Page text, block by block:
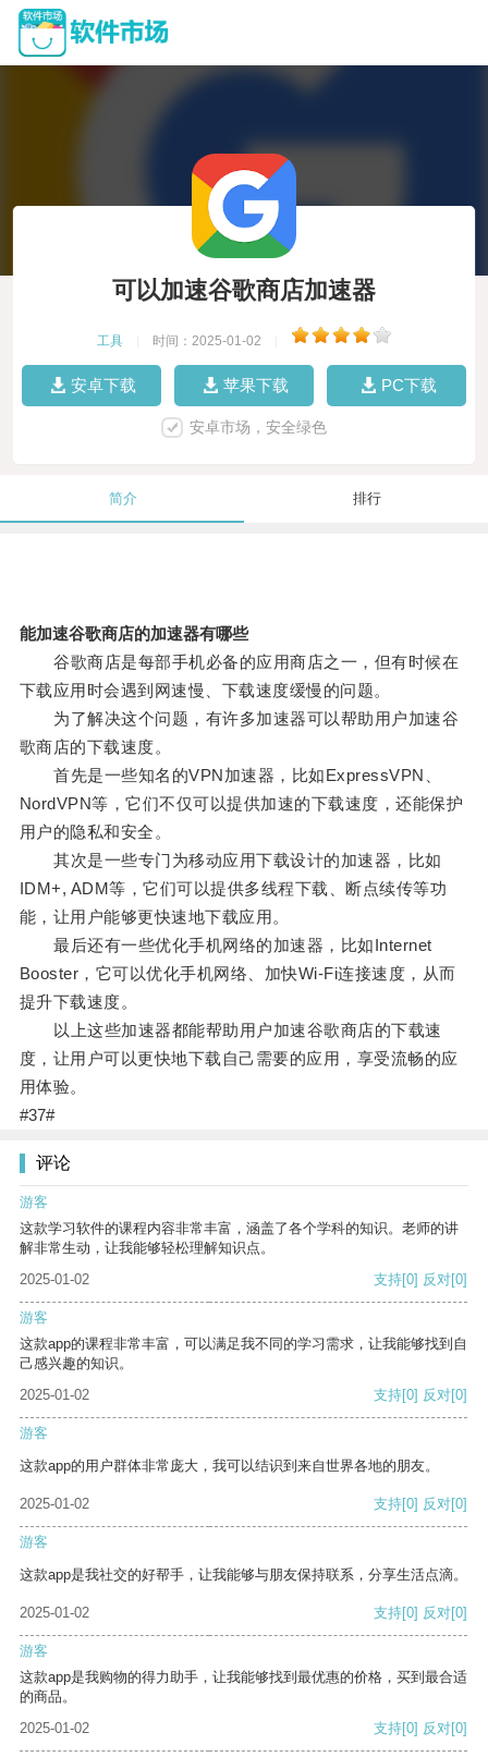
可以加速谷歌商店加速器
工具 时间：2025-01-02
安卓下载 苹果下载 PC下载
安卓市场，安全绿色
简介 排行
能加速谷歌商店的加速器有哪些
谷歌商店是每部手机必备的应用商店之一，但有时候在
下载应用时会遇到网速慢、下载速度缓慢的问题。
为了解决这个问题，有许多加速器可以帮助用户加速谷
歌商店的下载速度。
首先是一些知名的VPN加速器，比如ExpressVPN、
NordVPN等，它们不仅可以提供加速的下载速度，还能保护
用户的隐私和安全。
其次是一些专门为移动应用下载设计的加速器，比如
IDM+, ADM等，它们可以提供多线程下载、断点续传等功
能，让用户能够更快速地下载应用。
最后还有一些优化手机网络的加速器，比如Internet
Booster，它可以优化手机网络、加快Wi-Fi连接速度，从而
提升下载速度。
以上这些加速器都能帮助用户加速谷歌商店的下载速
度，让用户可以更快地下载自己需要的应用，享受流畅的应
用体验。
#37#
评论
游客
这款学习软件的课程内容非常丰富，涵盖了各个学科的知识。老师的讲
解非常生动，让我能够轻松理解知识点。
2025-01-02
支持[0] 反对[0]
游客
这款app的课程非常丰富，可以满足我不同的学习需求，让我能够找到自
己感兴趣的知识。
2025-01-02
支持[0] 反对[0]
游客
这款app的用户群体非常庞大，我可以结识到来自世界各地的朋友。
2025-01-02 支持[0] 反对[0]
游客
这款app是我社交的好帮手，让我能够与朋友保持联系，分享生活点滴。
2025-01-02 支持[0] 反对[0]
游客
这款app是我购物的得力助手，让我能够找到最优惠的价格，买到最合适
的商品。
2025-01-02
支持[0] 反对[0]